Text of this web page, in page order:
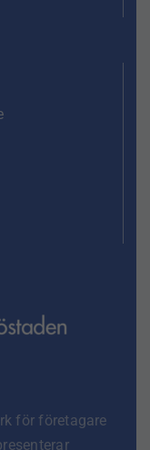
för företagare